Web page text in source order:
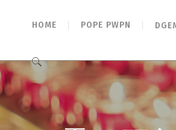
HOME POPE PWPN